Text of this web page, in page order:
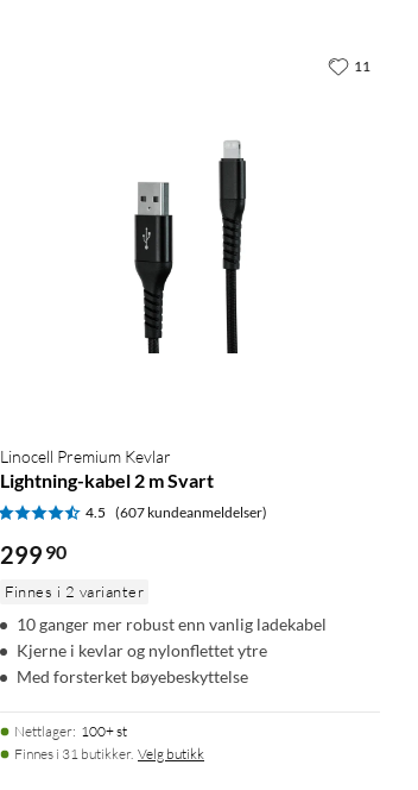
Linocell Premium Kevlar
Lightning-kabel 2 m Svart
4.5 (607 kundeanmeldelser)
299 90
Finnes i 2 varianter
10 ganger mer robust enn vanlig ladekabel
Kjerne i kevlar og nylonflettet ytre
Med forsterket bøyebeskyttelse
Nettlager: 100+ st
Finnes i 31 butikker. Velg butikk
11